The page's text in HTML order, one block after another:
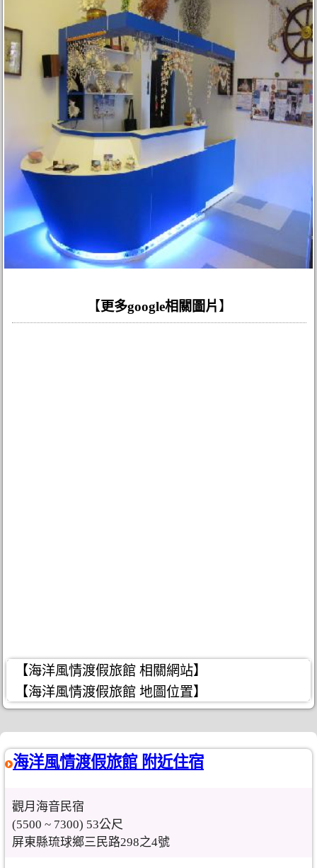
【更多google相關圖片 】
【海洋風情渡假旅館 相關網站】
【海洋風情渡假旅館 地圖位置】
海洋風情渡假旅館 附近住宿
觀月海音民宿
(5500 ~ 7300) 53公尺
屏東縣琉球鄉三民路298之4號